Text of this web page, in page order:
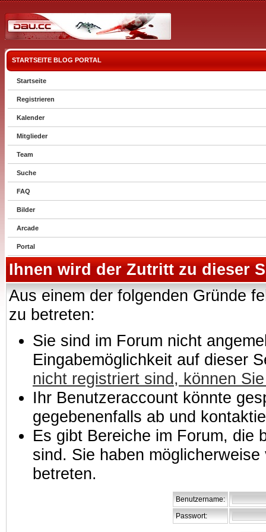
STARTSEITE BLOG PORTAL
Startseite
Registrieren
Kalender
Mitglieder
Team
Suche
FAQ
Bilder
Arcade
Portal
Ihnen wird der Zutritt zu dieser
Aus einem der folgenden Gründe
zu betreten:
Sie sind im Forum nicht
Eingabemöglichkeit auf dieser
nicht registriert sind, können
Ihr Benutzeraccount könnte
gegebenenfalls ab und
Es gibt Bereiche im Forum, die
sind. Sie haben
betreten.
Benutzername:
Passwort: